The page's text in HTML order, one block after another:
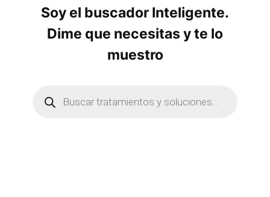
Soy el buscador Inteligente.
Dime que necesitas y te lo
muestro